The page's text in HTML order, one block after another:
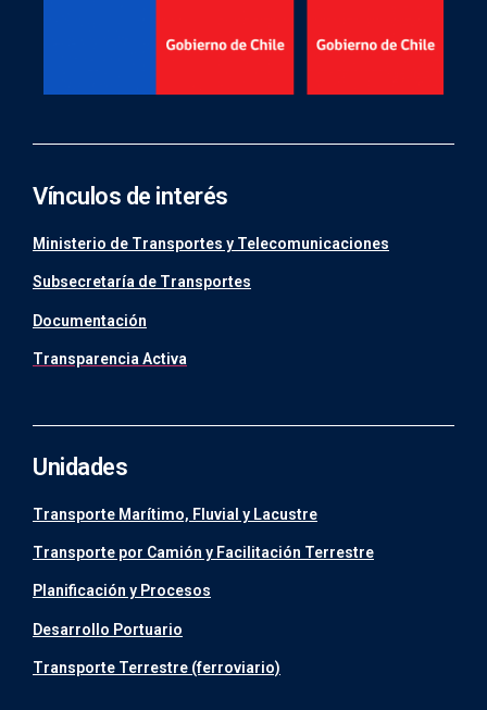
Vínculos de interés
Ministerio de Transportes y Telecomunicaciones
Subsecretaría de Transportes
Documentación
Transparencia Activa
Unidades
Transporte Marítimo, Fluvial y Lacustre
Transporte por Camión y Facilitación Terrestre
Planificación y Procesos
Desarrollo Portuario
Transporte Terrestre (ferroviario)